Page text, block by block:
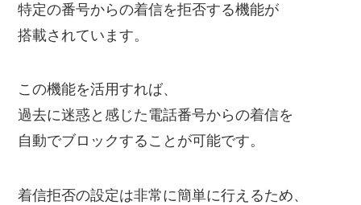
特定の番号からの着信を拒否する機能が
搭載されています。
この機能を活用すれば、
過去に迷惑と感じた電話番号からの着信を
自動でブロックすることが可能です。
着信拒否の設定は非常に簡単に行えるため、